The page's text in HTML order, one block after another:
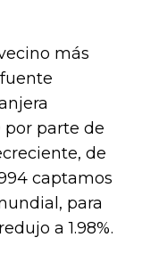
más
por parte de
de
captamos
para
a 1.98%.